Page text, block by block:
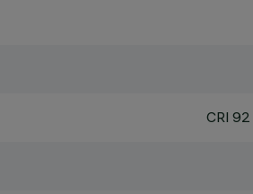
CRI92